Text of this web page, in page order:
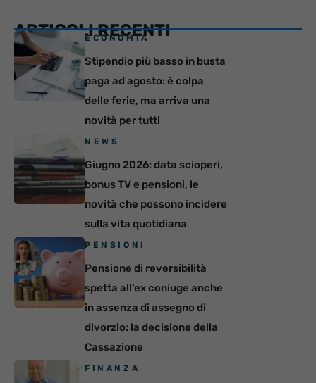
ARTICOLI RECENTI
ECONOMIA
Stipendio più basso in busta
paga ad agosto: è colpa
delle ferie, ma arriva una
novità per tutti
NEWS
Giugno 2026: data scioperi,
bonus TV e pensioni, le
novità che possono incidere
sulla vita quotidiana
PENSIONI
Pensione di reversibilità
spetta all’ex coniuge anche
in assenza di assegno di
divorzio: la decisione della
Cassazione
FINANZA